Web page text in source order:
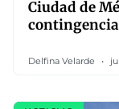
Ciudad de
contingencia
Delfina Velarde